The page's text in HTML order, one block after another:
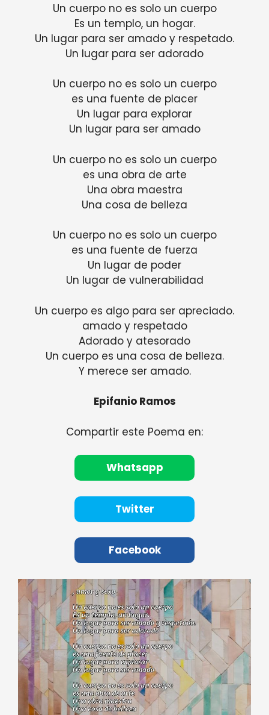
Un cuerpo no es solo un cuerpo
Es un templo, un hogar.
Un lugar para ser amado y respetado.
Un lugar para ser adorado
Un cuerpo no es solo un cuerpo
es una fuente de placer
Un lugar para explorar
Un lugar para ser amado
Un cuerpo no es solo un cuerpo
es una obra de arte
Una obra maestra
Una cosa de belleza
Un cuerpo no es solo un cuerpo
es una fuente de fuerza
Un lugar de poder
Un lugar de vulnerabilidad
Un cuerpo es algo para ser apreciado.
amado y respetado
Adorado y atesorado
Un cuerpo es una cosa de belleza.
Y merece ser amado.
Epifanio Ramos
Compartir este Poema en:
Whatsapp
Twitter
Facebook